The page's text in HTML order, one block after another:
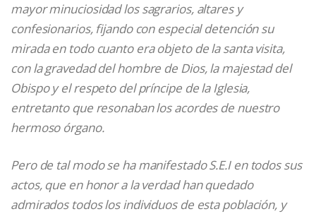
mayor minuciosidad los sagrarios, altares y
confesionarios, fijando con especial detención su
mirada en todo cuanto era objeto de la santa visita,
con la gravedad del hombre de Dios, la majestad del
Obispo y el respeto del príncipe de la Iglesia,
entretanto que resonaban los acordes de nuestro
hermoso órgano.
Pero de tal modo se ha manifestado S.E.I en todos sus
actos, que en honor a la verdad han quedado
admirados todos los individuos de esta población, y